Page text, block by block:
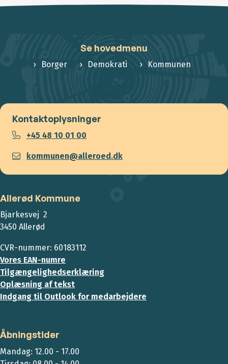
Se hovedmenu
Borger Demokrati Kommunen
Kontaktoplysninger
+45 48 10 01 00
kommunen@alleroed.dk
Allerød Kommune
Bjarkesvej 2
3450 Allerød
CVR-nummer: 60183112
Vores EAN-numre
Tilgængelighedserklæring
Oplæsning af tekst
Indgang til Outlook for medarbejdere
Åbningstider
Mandag: 12.00 - 17.00